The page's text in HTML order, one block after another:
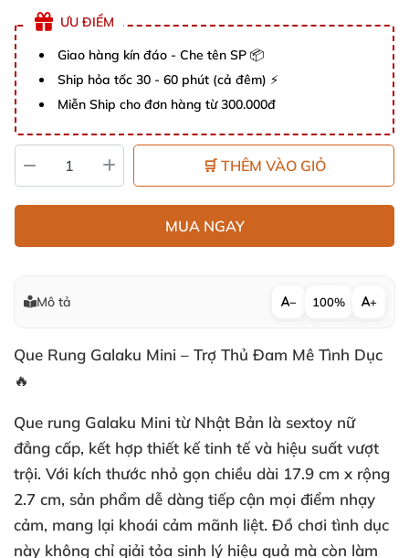
ƯU ĐIỂM
Giao hàng kín đáo - Che tên SP 📦
Ship hỏa tốc 30 - 60 phút (cả đêm) ⚡
Miễn Ship cho đơn hàng từ 300.000đ
🛒 THÊM VÀO GIỎ
MUA NGAY
Mô tả − 100% +
Que Rung Galaku Mini – Trợ Thủ Đam Mê Tình Dục
🔥
Que rung Galaku Mini từ Nhật Bản là sextoy nữ
đẳng cấp, kết hợp thiết kế tinh tế và hiệu suất vượt
trội. Với kích thước nhỏ gọn chiều dài 17.9 cm x rộng
2.7 cm, sản phẩm dễ dàng tiếp cận mọi điểm nhạy
cảm, mang lại khoái cảm mãnh liệt. Đồ chơi tình dục
này không chỉ giải tỏa sinh lý hiệu quả mà còn làm